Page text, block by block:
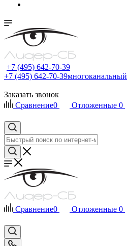
+7 (495) 642-70-39
+7 (495) 642-70-39многоканальный
Заказать звонок
Сравнение0 Отложенные 0
Сравнение0 Отложенные 0